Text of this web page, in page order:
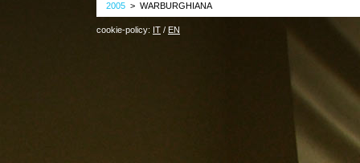
2005 > WARBURGHIANA
cookie-policy: IT / EN